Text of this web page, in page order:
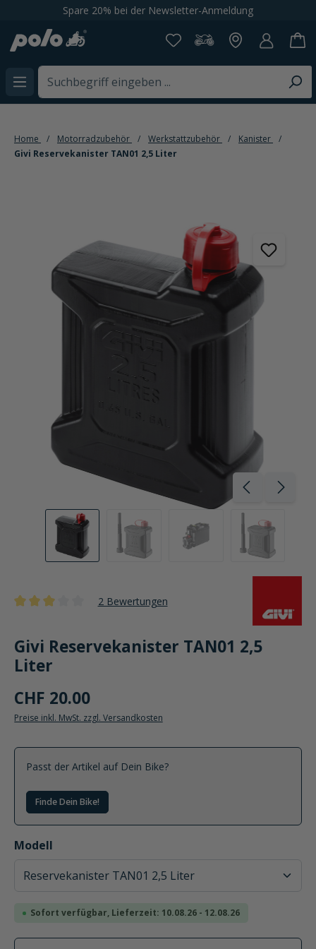
springenSpare 20% bei der Newsletter-Anmeldung
Home Motorradzubehör Werkstattzubehör
Kanister
Givi Reservekanister TAN01 2,5 Liter
2 Bewertungen
Givi Reservekanister TAN01 2,5
Liter
CHF 20.00
Preise inkl. MwSt. zzgl. Versandkosten
Passt der Artikel auf Dein Bike?
Finde Dein Bike!
Modell
auswählen
Sofort verfügbar, Lieferzeit: 10.08.26 - 12.08.26